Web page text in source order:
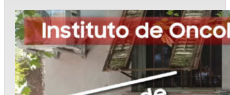
Doná
Sumate